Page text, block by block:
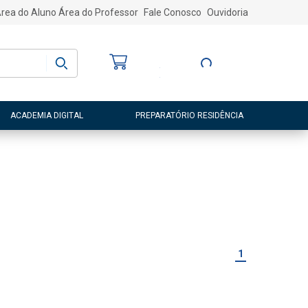
do Aluno Área do Professor Fale Conosco Ouvidoria
Entre ou Cadastre-
ACADEMIA DIGITAL PREPARATÓRIO RESIDÊNCIA
1